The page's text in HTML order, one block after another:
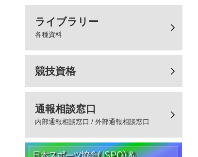
ライブラリー
各種資料
競技資格
通報相談窓口
内部通報相談窓口 / 外部通報相談窓口